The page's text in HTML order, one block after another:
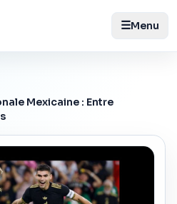
☰Menu
Mexicaine : Entre